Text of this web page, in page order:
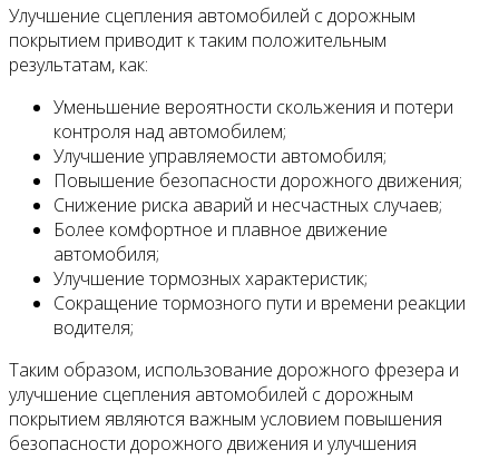
Улучшение сцепления автомобилей с дорожным
покрытием приводит к таким положительным
результатам, как:
Уменьшение вероятности скольжения и потери
контроля над автомобилем;
Улучшение управляемости автомобиля;
Повышение безопасности дорожного движения;
Снижение риска аварий и несчастных случаев;
Более комфортное и плавное движение
автомобиля;
Улучшение тормозных характеристик;
Сокращение тормозного пути и времени реакции
водителя;
Таким образом, использование дорожного фрезера и
улучшение сцепления автомобилей с дорожным
покрытием являются важным условием повышения
безопасности дорожного движения и улучшения